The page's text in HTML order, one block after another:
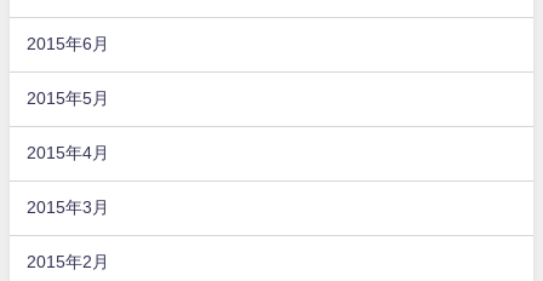
2015年6月
2015年5月
2015年4月
2015年3月
2015年2月